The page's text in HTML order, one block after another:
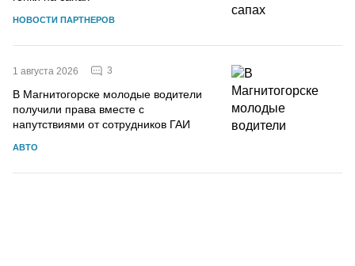
НОВОСТИ ПАРТНЕРОВ
1 августа 2026 3
В Магнитогорске молодые водители
получили права вместе с
напутствиями от сотрудников ГАИ
АВТО